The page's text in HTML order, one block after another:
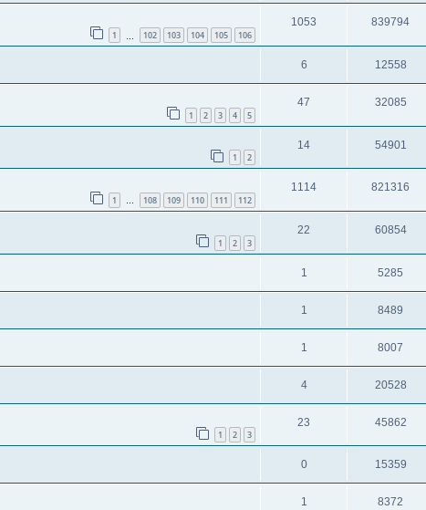
1 102 103 104 105 106
1053 839794
6 12558
1 2 3 4 5
47 32085
1 2
14 54901
1 … 108 109 110 111 112
1114 821316
1 2 3
22 60854
1 5285
1 8489
1 8007
4 20528
1 2 3
23 45862
0 15359
1 8372